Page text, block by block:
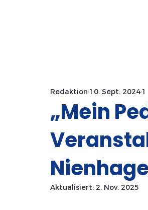
„Mein
Redaktion 10. Sept. 2024
Aktualisiert: 2. Nov. 2025